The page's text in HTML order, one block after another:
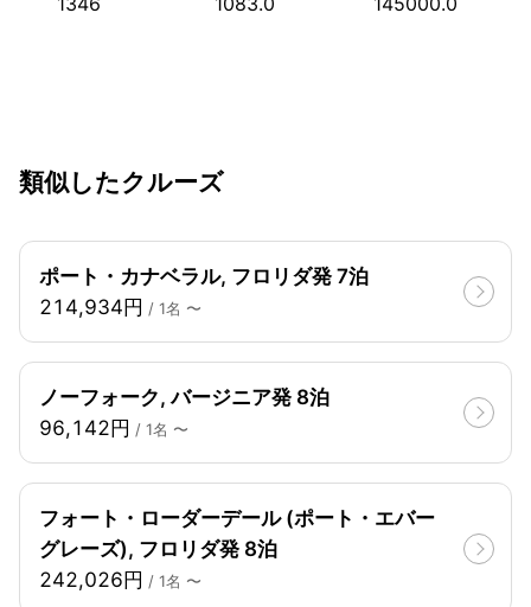
類似したクルーズ
ポート・カナベラル, フロリダ発 7泊
214,934円 / 1名 〜
ノーフォーク, バージニア発 8泊
96,142円 / 1名 〜
フォート・ローダーデール (ポート・エバー
グレーズ), フロリダ発 8泊
242,026円 / 1名 〜